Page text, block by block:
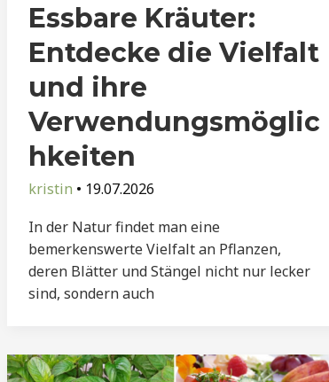
Essbare Kräuter:
Entdecke die Vielfalt
und ihre
Verwendungsmöglic
hkeiten
kristin • 19.07.2026
In der Natur findet man eine
bemerkenswerte Vielfalt an Pflanzen,
deren Blätter und Stängel nicht nur lecker
sind, sondern auch